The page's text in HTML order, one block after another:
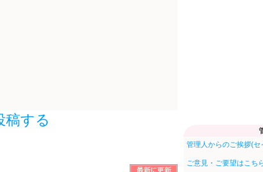
稿する
管理人からのご挨拶(
ご意見・ご要望はこち